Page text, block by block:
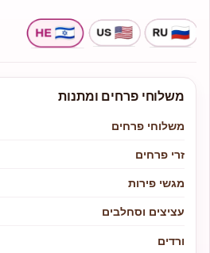
משלוחי פרחים ומתנות
משלוחי פרחים
זרי פרחים
מגשי פירות
עציצים וסחלבים
ורדים